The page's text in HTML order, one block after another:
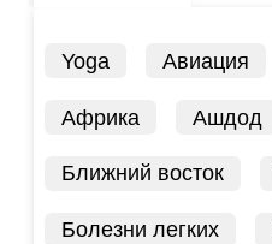
Yoga Авиация
Африка Ашдод
Ближний восток
Болезни легких